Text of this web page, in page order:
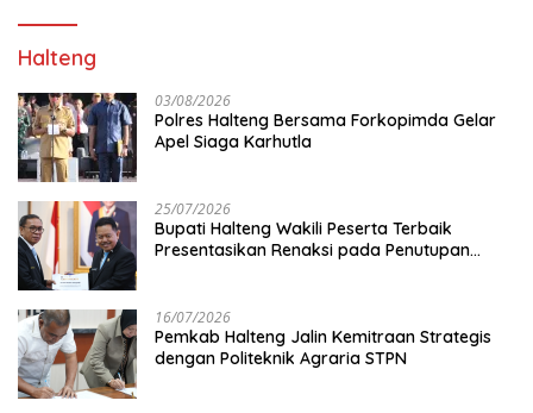
Halteng
03/08/2026
Polres Halteng Bersama Forkopimda Gelar
Apel Siaga Karhutla
25/07/2026
Bupati Halteng Wakili Peserta Terbaik
Presentasikan Renaksi pada Penutupan
16/07/2026
Pemkab Halteng Jalin Kemitraan Strategis
dengan Politeknik Agraria STPN